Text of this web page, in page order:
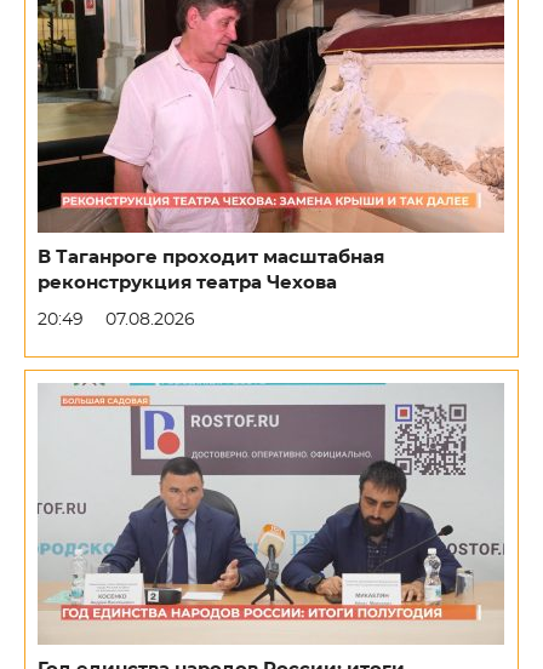
В Таганроге проходит масштабная
реконструкция театра Чехова
20:49 07.08.2026